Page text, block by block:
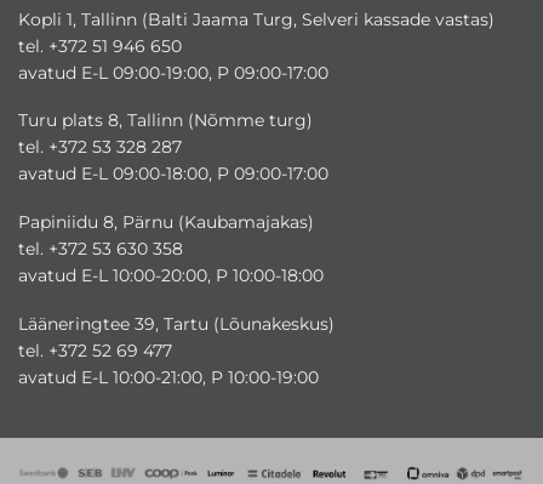
Kopli 1, Tallinn (Balti Jaama Turg, Selveri kassade vastas)
tel. +372 51 946 650
avatud E-L 09:00-19:00, P 09:00-17:00
Turu plats 8, Tallinn (Nõmme turg)
tel. +372 53 328 287
avatud E-L 09:00-18:00, P 09:00-17:00
Papiniidu 8, Pärnu (Kaubamajakas)
tel. +372 53 630 358
avatud E-L 10:00-20:00, P 10:00-18:00
Lääneringtee 39, Tartu (Lõunakeskus)
tel. +372 52 69 477
avatud E-L 10:00-21:00, P 10:00-19:00